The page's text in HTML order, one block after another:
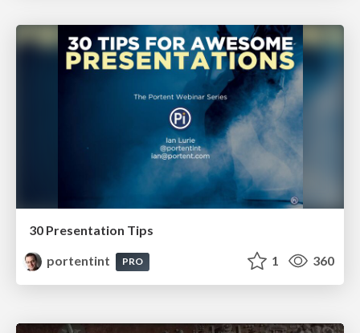
30 Presentation Tips
portentint
PRO 1 360